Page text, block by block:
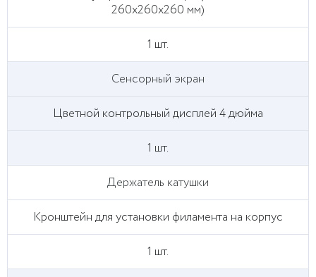
260x260x260 мм)
1 шт.
Сенсорный экран
Цветной контрольный дисплей 4 дюйма
1 шт.
Держатель катушки
Кронштейн для установки филамента на корпус
1 шт.